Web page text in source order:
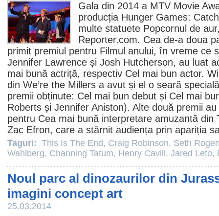
Gala din 2014 a MTV Movie
producția Hunger Games:
multe statuete Popcornul de
Reporter.com. Cea de-a doua
primit premiul pentru Filmul anului, în vreme ce
Jennifer Lawrence și Josh Hutcherson, au luat
mai bună actriță, respectiv Cel mai bun actor.
din We’re the Millers a avut și el o seară
premii obținute: Cel mai bun debut și Cel mai
Roberts și Jennifer Aniston). Alte două premii
pentru Cea mai bună interpretare amuzantă din
Zac Efron, care a stârnit audiența prin apariția
Taguri: This Is The End, Craig Robinson, Seth
Wahlberg, Channing Tatum, Henry Cavill , Jared Leto,
Noul parc al dinozaurilor din
imagini concept art
25.03.2014